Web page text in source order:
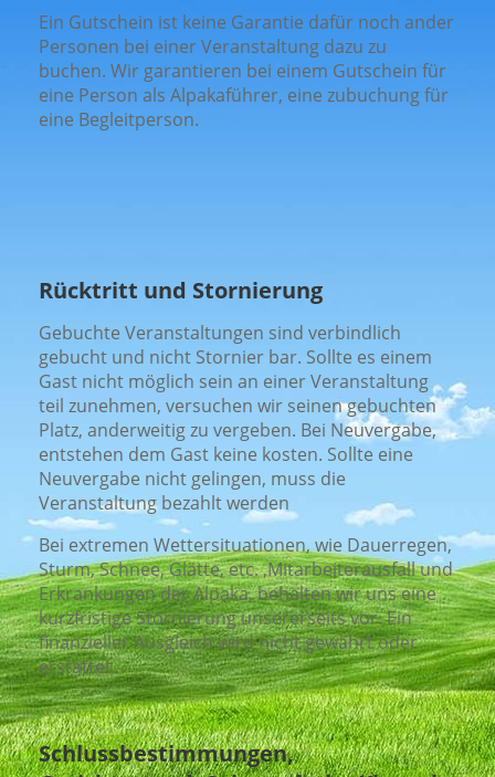
Ein Gutschein ist keine Garantie dafür noch ander
Personen bei einer Veranstaltung dazu zu
buchen. Wir garantieren bei einem Gutschein für
eine Person als Alpakaführer, eine zubuchung für
eine Begleitperson.
Rücktritt und Stornierung
Gebuchte Veranstaltungen sind verbindlich
gebucht und nicht Stornier bar. Sollte es einem
Gast nicht möglich sein an einer Veranstaltung
teil zunehmen, versuchen wir seinen gebuchten
Platz, anderweitig zu vergeben. Bei Neuvergabe,
entstehen dem Gast keine kosten. Sollte eine
Neuvergabe nicht gelingen, muss die
Veranstaltung bezahlt werden
Bei extremen Wettersituationen, wie Dauerregen,
Sturm, Schnee, Glätte, etc. ,Mitarbeiterausfall und
Erkrankungen der Alpaka, behalten wir uns eine
kurzfristige Stornierung unsererseits vor. Ein
finanzieller Ausgleich wird nicht gewährt oder
erstattet.
Schlussbestimmungen,